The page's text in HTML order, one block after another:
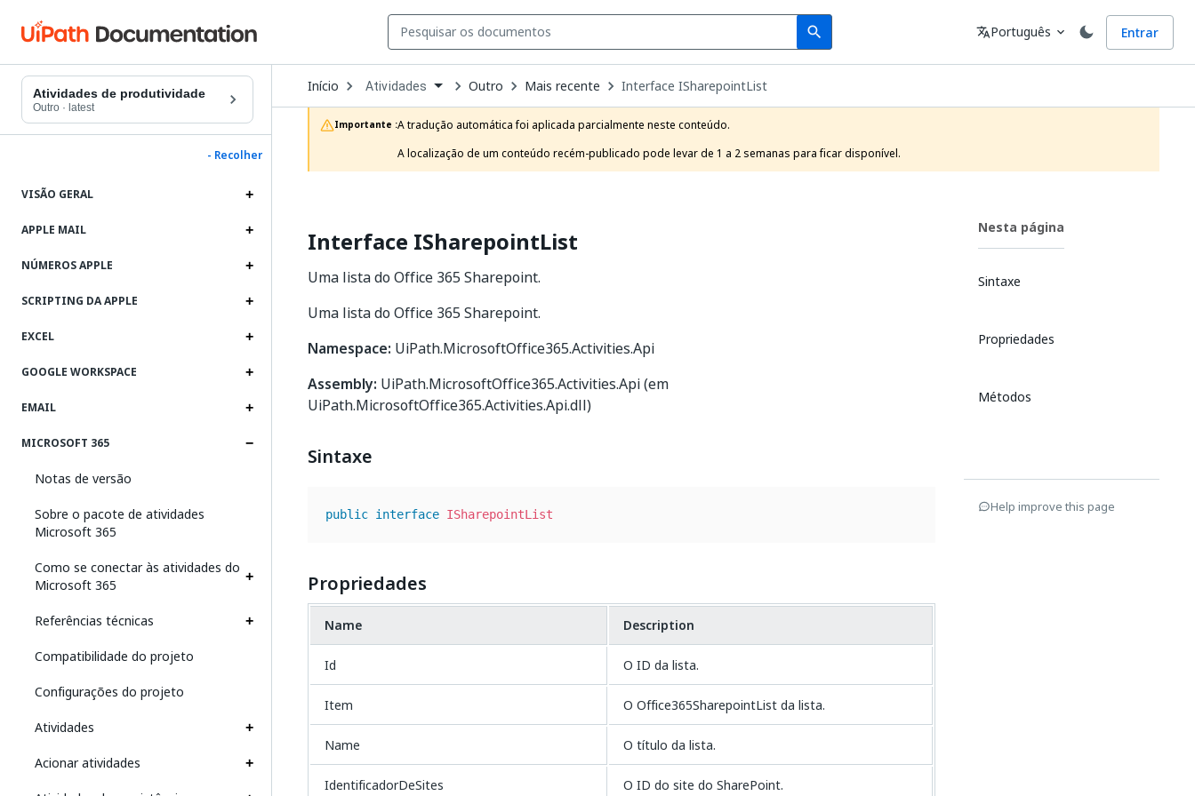
search
Search Idioma
translatePortuguês expand_more Entrar
Atividades de produtividade
Outro · latest
- Recolher
VISÃO GERAL
APPLE MAIL
NÚMEROS APPLE
SCRIPTING DA APPLE
EXCEL
GOOGLE WORKSPACE
EMAIL
MICROSOFT 365
Notas de versão
Sobre o pacote de atividades
Microsoft 365
Como se conectar às atividades do
Microsoft 365
Referências técnicas
Compatibilidade do projeto
Configurações do projeto
Atividades
Acionar atividades
Início Open
Dropdown
to
choose
product
Atividades Outro Mais recente Interface ISharepointList
Importante :A tradução automática foi aplicada parcialmente neste conteúdo.
A localização de um conteúdo recém-publicado pode levar de 1 a 2 semanas para ficar disponível.
Interface ISharepointList
Uma lista do Office 365 Sharepoint.
Uma lista do Office 365 Sharepoint.
Namespace: UiPath.MicrosoftOffice365.Activities.Api
Assembly: UiPath.MicrosoftOffice365.Activities.Api (em
UiPath.MicrosoftOffice365.Activities.Api.dll)
Sintaxe
public interface ISharepointList
Propriedades
Name Description
Id O ID da lista.
Item O Office365SharepointList da lista.
Name O título da lista.
IdentificadorDeSites O ID do site do SharePoint.
Nesta página
Sintaxe
Propriedades
Métodos
Help improve this page